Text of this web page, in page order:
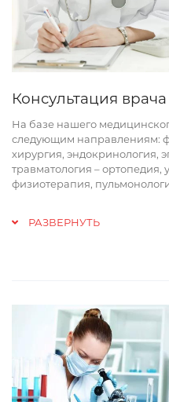
Консультация врача
На базе нашего
следующим направлениям:
хирургия, эндокринология,
травматология – ортопедия,
физиотерапия,
РАЗВЕРНУТЬ